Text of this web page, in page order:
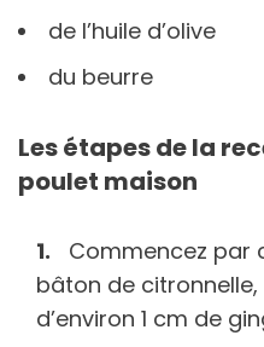
de l’huile d’olive
du beurre
Les étapes de la
poulet maison
Commencez par
bâton de
d’environ 1 cm de